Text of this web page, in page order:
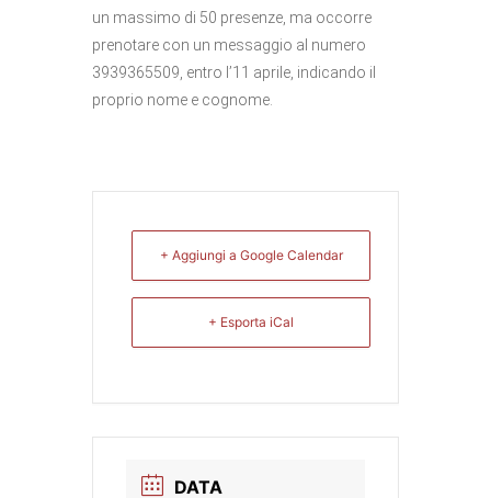
un massimo di 50 presenze, ma occorre
prenotare con un messaggio al numero
3939365509, entro l’11 aprile, indicando il
proprio nome e cognome.
+ Aggiungi a Google Calendar
+ Esporta iCal
DATA